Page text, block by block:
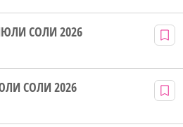
СОЛИ 2026
СОЛИ 2026